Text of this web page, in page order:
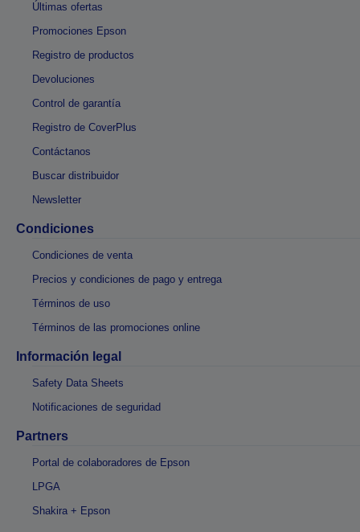
Últimas ofertas
Promociones Epson
Registro de productos
Devoluciones
Control de garantía
Registro de CoverPlus
Contáctanos
Buscar distribuidor
Newsletter
Condiciones
Condiciones de venta
Precios y condiciones de pago y entrega
Términos de uso
Términos de las promociones online
Información legal
Safety Data Sheets
Notificaciones de seguridad
Partners
Portal de colaboradores de Epson
LPGA
Shakira + Epson